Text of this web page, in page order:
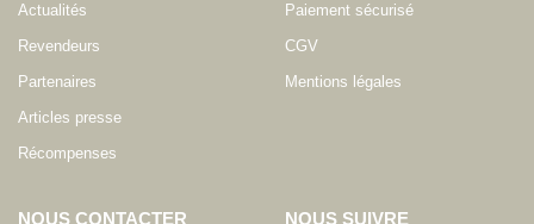
Actualités
Revendeurs
Partenaires
Articles presse
Récompenses
Paiement sécurisé
CGV
Mentions légales
NOUS CONTACTER NOUS SUIVRE